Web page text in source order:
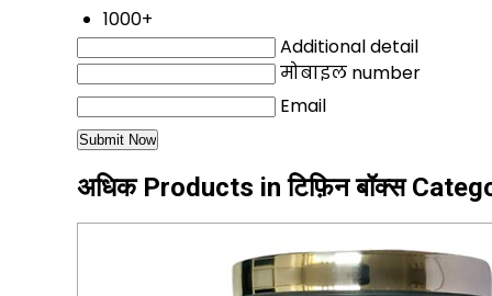
1000+
Additional detail
मोबाइल number
Email
अधिक Products in टिफ़िन बॉक्स